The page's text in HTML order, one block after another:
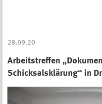
28.09.20
Arbeitstreffen
Schicksalsklärung“ in